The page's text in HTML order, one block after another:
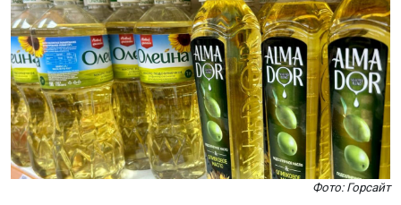
Фото: Горсайт